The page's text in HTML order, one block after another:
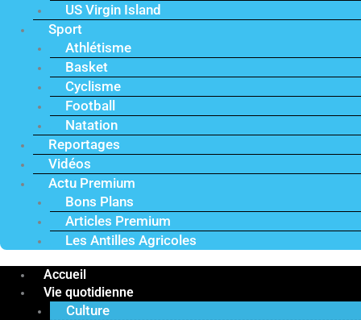
US Virgin Island
Sport
Athlétisme
Basket
Cyclisme
Football
Natation
Reportages
Vidéos
Actu Premium
Bons Plans
Articles Premium
Les Antilles Agricoles
Accueil
Vie quotidienne
Culture